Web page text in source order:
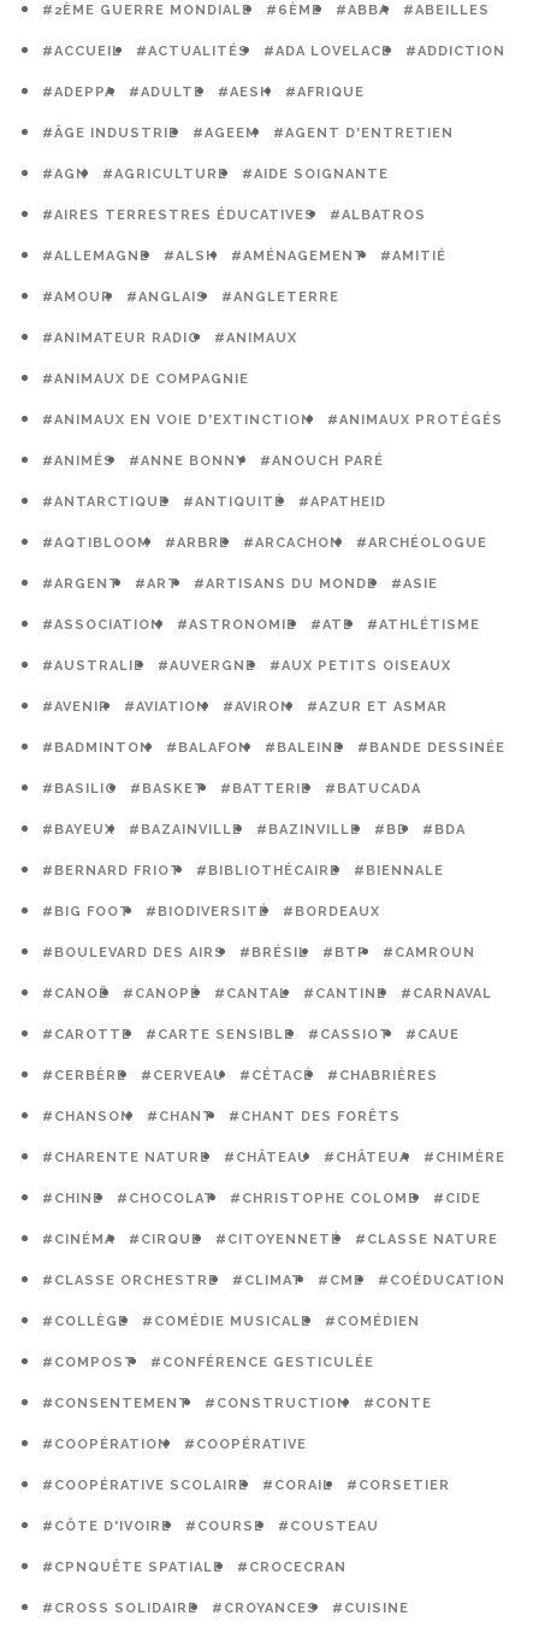
#2ÈME GUERRE MONDIALE #6ÈME #ABBA #ABEILLES
#ACCUEIL #ACTUALITÉS #ADA LOVELACE #ADDICTION
#ADEPPA #ADULTE #AESH #AFRIQUE
#ÂGE INDUSTRIE #AGEEM #AGENT D'ENTRETIEN
#AGN #AGRICULTURE #AIDE SOIGNANTE
#AIRES TERRESTRES ÉDUCATIVES #ALBATROS
#ALLEMAGNE #ALSH #AMÉNAGEMENT #AMITIÉ
#AMOUR #ANGLAIS #ANGLETERRE
#ANIMATEUR RADIO #ANIMAUX
#ANIMAUX DE COMPAGNIE
#ANIMAUX EN VOIE D'EXTINCTION #ANIMAUX PROTÉGÉS
#ANIMÉS #ANNE BONNY #ANOUCH PARÉ
#ANTARCTIQUE #ANTIQUITÉ #APATHEID
#AQTIBLOOM #ARBRE #ARCACHON #ARCHÉOLOGUE
#ARGENT #ART #ARTISANS DU MONDE #ASIE
#ASSOCIATION #ASTRONOMIE #ATE #ATHLÉTISME
#AUSTRALIE #AUVERGNE #AUX PETITS OISEAUX
#AVENIR #AVIATION #AVIRON #AZUR ET ASMAR
#BADMINTON #BALAFON #BALEINE #BANDE DESSINÉE
#BASILIC #BASKET #BATTERIE #BATUCADA
#BAYEUX #BAZAINVILLE #BAZINVILLE #BD #BDA
#BERNARD FRIOT #BIBLIOTHÉCAIRE #BIENNALE
#BIG FOOT #BIODIVERSITÉ #BORDEAUX
#BOULEVARD DES AIRS #BRÉSIL #BTP #CAMROUN
#CANOË #CANOPÉ #CANTAL #CANTINE #CARNAVAL
#CAROTTE #CARTE SENSIBLE #CASSIOT #CAUE
#CERBÈRE #CERVEAU #CÉTACÉ #CHABRIÈRES
#CHANSON #CHANT #CHANT DES FORÊTS
#CHARENTE NATURE #CHÂTEAU #CHÂTEUA #CHIMÈRE
#CHINE #CHOCOLAT #CHRISTOPHE COLOMB #CIDE
#CINÉMA #CIRQUE #CITOYENNETÉ #CLASSE NATURE
#CLASSE ORCHESTRE #CLIMAT #CME #COÉDUCATION
#COLLÈGE #COMÉDIE MUSICALE #COMÉDIEN
#COMPOST #CONFÉRENCE GESTICULÉE
#CONSENTEMENT #CONSTRUCTION #CONTE
#COOPÉRATION #COOPÉRATIVE
#COOPÉRATIVE SCOLAIRE #CORAIL #CORSETIER
#CÔTE D'IVOIRE #COURSE #COUSTEAU
#CPNQUÊTE SPATIALE #CROCECRAN
#CROSS SOLIDAIRE #CROYANCES #CUISINE